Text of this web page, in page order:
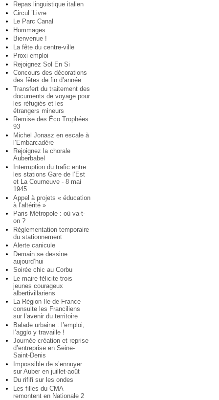
Repas linguistique italien
Circul ’Livre
Le Parc Canal
Hommages
Bienvenue !
La fête du centre-ville
Proxi-emploi
Rejoignez Sol En Si
Concours des décorations
des fêtes de fin d’année
Transfert du traitement des
documents de voyage pour
les réfugiés et les
étrangers mineurs
Remise des Éco Trophées
93
Michel Jonasz en escale à
l’Embarcadère
Rejoignez la chorale
Auberbabel
Interruption du trafic entre
les stations Gare de l’Est
et La Courneuve - 8 mai
1945
Appel à projets « éducation
à l’altérité »
Paris Métropole : où va-t-
on ?
Réglementation temporaire
du stationnement
Alerte canicule
Demain se dessine
aujourd’hui
Soirée chic au Corbu
Le maire félicite trois
jeunes courageux
albertivillariens
La Région Ile-de-France
consulte les Franciliens
sur l’avenir du territoire
Balade urbaine : l’emploi,
l’agglo y travaille !
Journée création et reprise
d’entreprise en Seine-
Saint-Denis
Impossible de s’ennuyer
sur Auber en juillet-août
Du rififi sur les ondes
Les filles du CMA
remontent en Nationale 2